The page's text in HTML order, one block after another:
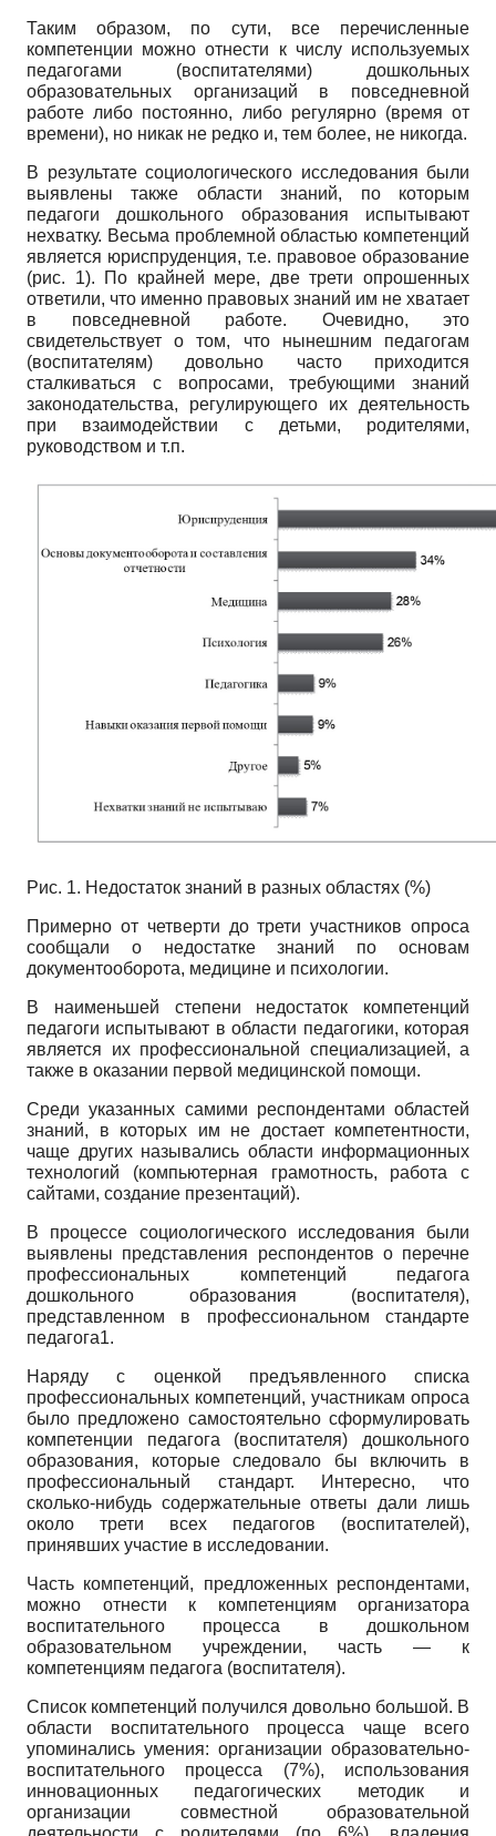
Таким образом, по сути, все перечисленные
компетенции можно отнести к числу используемых
педагогами (воспитателями) дошкольных
образовательных организаций в повседневной
работе либо постоянно, либо регулярно (время от
времени), но никак не редко и, тем более, не никогда.
В результате социологического исследования были
выявлены также области знаний, по которым
педагоги дошкольного образования испытывают
нехватку. Весьма проблемной областью компетенций
является юриспруденция, т.е. правовое образование
(рис. 1). По крайней мере, две трети опрошенных
ответили, что именно правовых знаний им не хватает
в повседневной работе. Очевидно, это
свидетельствует о том, что нынешним педагогам
(воспитателям) довольно часто приходится
сталкиваться с вопросами, требующими знаний
законодательства, регулирующего их деятельность
при взаимодействии с детьми, родителями,
руководством и т.п.
Рис. 1. Недостаток знаний в разных областях (%)
Примерно от четверти до трети участников опроса
сообщали о недостатке знаний по основам
документооборота, медицине и психологии.
В наименьшей степени недостаток компетенций
педагоги испытывают в области педагогики, которая
является их профессиональной специализацией, а
также в оказании первой медицинской помощи.
Среди указанных самими респондентами областей
знаний, в которых им не достает компетентности,
чаще других назывались области информационных
технологий (компьютерная грамотность, работа с
сайтами, создание презентаций).
В процессе социологического исследования были
выявлены представления респондентов о перечне
профессиональных компетенций педагога
дошкольного образования (воспитателя),
представленном в профессиональном стандарте
педагога1.
Наряду с оценкой предъявленного списка
профессиональных компетенций, участникам опроса
было предложено самостоятельно сформулировать
компетенции педагога (воспитателя) дошкольного
образования, которые следовало бы включить в
профессиональный стандарт. Интересно, что
сколько-нибудь содержательные ответы дали лишь
около трети всех педагогов (воспитателей),
принявших участие в исследовании.
Часть компетенций, предложенных респондентами,
можно отнести к компетенциям организатора
воспитательного процесса в дошкольном
образовательном учреждении, часть — к
компетенциям педагога (воспитателя).
Список компетенций получился довольно большой. В
области воспитательного процесса чаще всего
упоминались умения: организации образовательно-
воспитательного процесса (7%), использования
инновационных педагогических методик и
организации совместной образовательной